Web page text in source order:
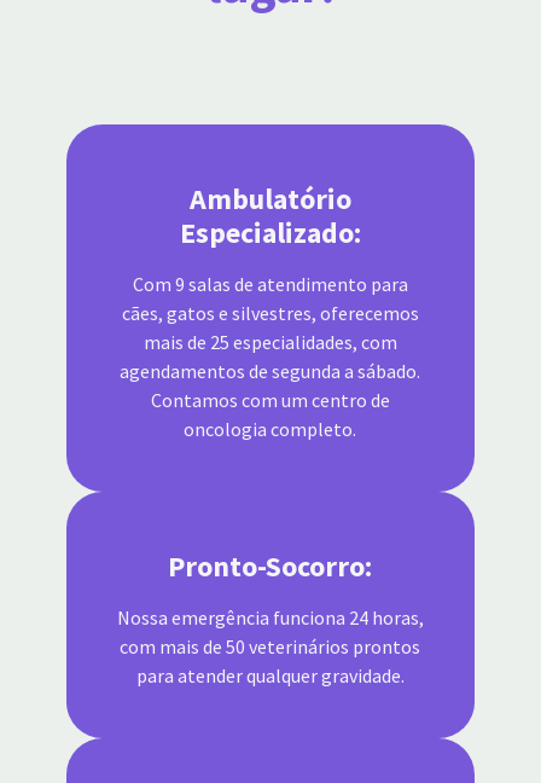
Ambulatório
Especializado:
Com 9 salas de atendimento para
cães, gatos e silvestres, oferecemos
mais de 25 especialidades, com
agendamentos de segunda a sábado.
Contamos com um centro de
oncologia completo.
Pronto-Socorro:
Nossa emergência funciona 24 horas,
com mais de 50 veterinários prontos
para atender qualquer gravidade.